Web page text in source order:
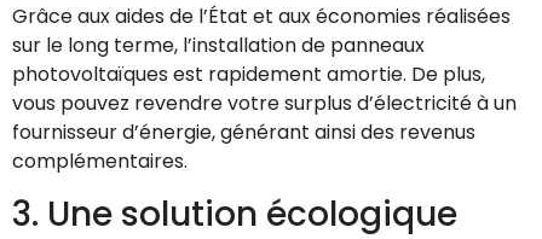
Grâce aux aides de l’État et aux économies réalisées
sur le long terme, l’installation de panneaux
photovoltaïques est rapidement amortie. De plus,
vous pouvez revendre votre surplus d’électricité à un
fournisseur d’énergie, générant ainsi des revenus
complémentaires.
3. Une solution écologique